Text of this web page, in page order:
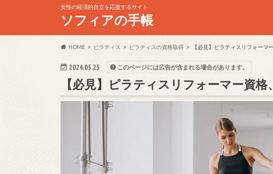
女性の経済的自立を応援するサイト
ソフィアの手帳
HOME ピラティス ピラティスの資格取得 【必見】ピラティスリフォーマ
2024.05.25 このページには広告が含まれる場合があります。
【必見】ピラティスリフォーマー資